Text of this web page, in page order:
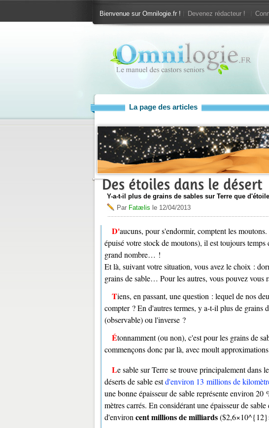
Bienvenue sur Omnilogie.fr ! Devenez rédacteur !
La page des articles
Des étoiles dans le désert
Y-a-t-il plus de grains de sables sur Terre que
Par Fatælis le 12/04/2013
D'aucuns, pour s'endormir, comptent les moutons. Si toutefois cela ne vous suffit pas (et que vous avez
épuisé votre stock de moutons), il est toujours
grand nombre… !
Et là, suivant votre situation, vous avez le choix :
grains de sable… Pour les autres, vous pouvez vous
Tiens, en passant, une question : lequel de nos deux dormeurs arrivera le plus vite à court d'objets à
compter ? En d'autres termes, y a-t-il plus de grains
(observable) ou l'inverse ?
Étonnamment (ou non), c'est pour les grains de sable que le calcul va être le plus compliqué à réaliser ;
commençons donc par là, avec moult
Le sable sur Terre se trouve principalement dans
déserts de sable estd'environ 13 millions de
une bonne épaisseur de sable représente environ
mètres carrés. En considérant une épaisseur de
d'environcent millions de milliards